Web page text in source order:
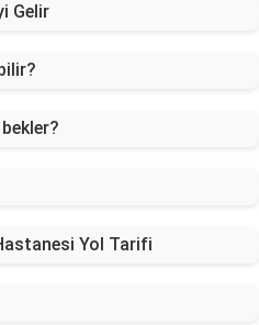
Gelir
Yol Tarifi